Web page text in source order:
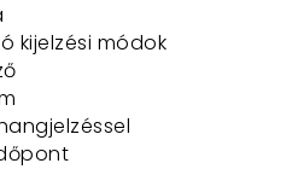
kijelzési módok